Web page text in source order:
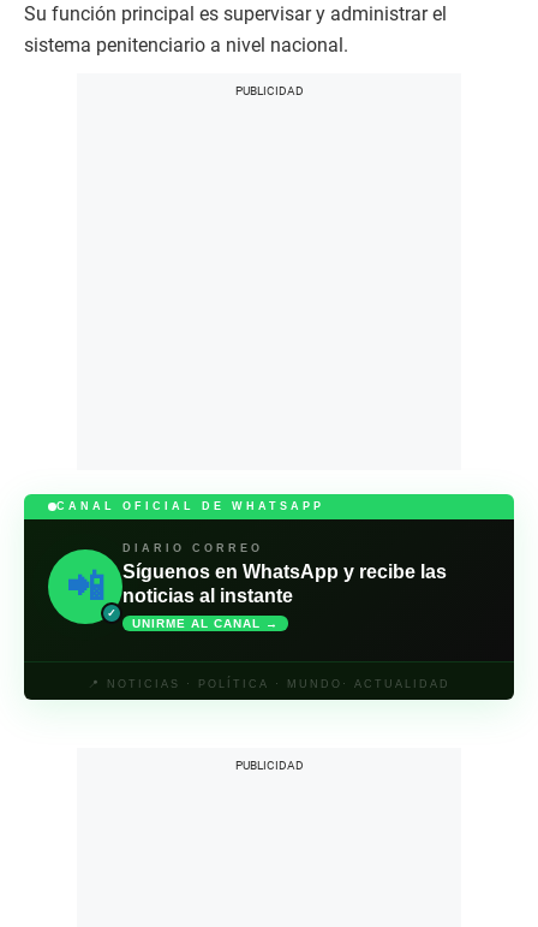
Su función principal es supervisar y administrar el
sistema penitenciario a nivel nacional.
CANAL OFICIAL DE WHATSAPP
📲
✓
DIARIO CORREO
Síguenos en WhatsApp y recibe las
noticias al instante
UNIRME AL CANAL →
📍 NOTICIAS · POLÍTICA · MUNDO· ACTUALIDAD